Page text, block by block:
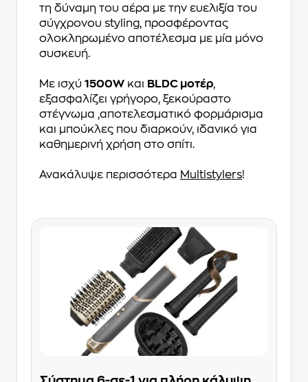
τη δύναμη του αέρα με την ευελιξία του
σύγχρονου styling, προσφέροντας
ολοκληρωμένο αποτέλεσμα με μία μόνο
συσκευή.
Με ισχύ 1500W και BLDC μοτέρ,
εξασφαλίζει γρήγορο, ξεκούραστο
στέγνωμα ,αποτελεσματικό φορμάρισμα
και μπούκλες που διαρκούν, ιδανικό για
καθημερινή χρήση στο σπίτι.
Ανακάλυψε περισσότερα Multistylers!